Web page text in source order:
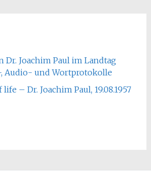
Dr. Joachim Paul im Landtag
Audio- und Wortprotokolle
– Dr. Joachim Paul, 19.08.1957